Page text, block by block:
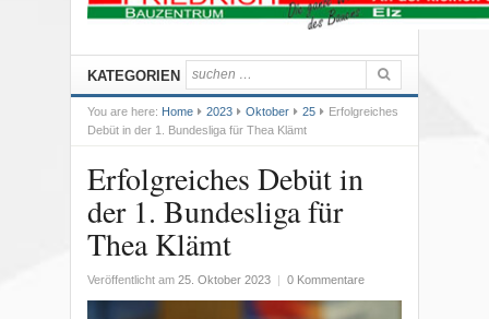
KATEGORIEN
You are here: Home 2023 Oktober 25
Erfolgreiches
Debüt in der 1. Bundesliga für Thea Klämt
Erfolgreiches Debüt in
der 1. Bundesliga für
Thea Klämt
Veröffentlicht am 25. Oktober 2023 0 Kommentare